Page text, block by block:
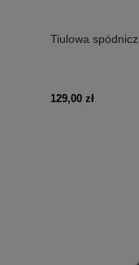
Tiulowa
129,00 zł